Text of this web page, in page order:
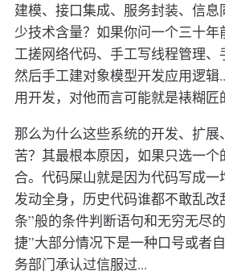
建模、接口集成、服务封装、信息
少技术含量？如果你问一个三十年
工搓网络代码、手工写线程管理、
然后手工建对象模型开发应用逻辑
用开发，对他而言可能就是裱糊匠
那么为什么这些系统的开发、扩
苦？其最根本原因，如果只选一
合。代码屎山就是因为代码写成
发动全身，历史代码谁都不敢乱改
条”般的条件判断语句和无穷无尽
捷”大部分情况下是一种口号或者
务部门承认过信服过...